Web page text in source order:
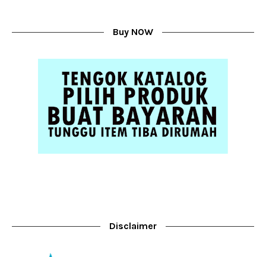
Buy NOW
Disclaimer